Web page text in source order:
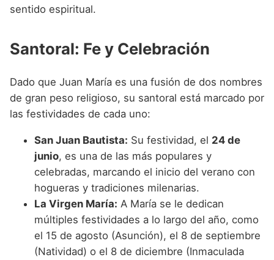
sentido espiritual.
Santoral: Fe y Celebración
Dado que Juan María es una fusión de dos nombres
de gran peso religioso, su santoral está marcado por
las festividades de cada uno:
San Juan Bautista: Su festividad, el 24 de
junio, es una de las más populares y
celebradas, marcando el inicio del verano con
hogueras y tradiciones milenarias.
La Virgen María: A María se le dedican
múltiples festividades a lo largo del año, como
el 15 de agosto (Asunción), el 8 de septiembre
(Natividad) o el 8 de diciembre (Inmaculada